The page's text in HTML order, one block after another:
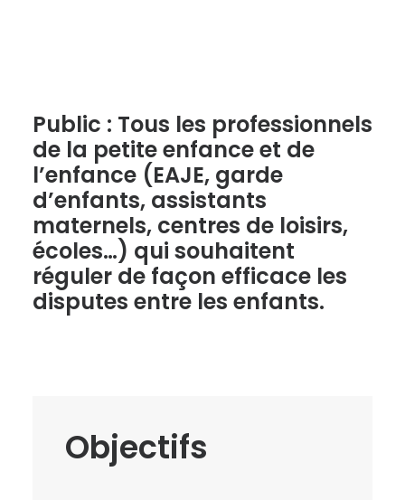
Public : Tous les professionnels
de la petite enfance et de
l’enfance (EAJE, garde
d’enfants, assistants
maternels, centres de loisirs,
écoles…) qui souhaitent
réguler de façon efficace les
disputes entre les enfants.
Objectifs